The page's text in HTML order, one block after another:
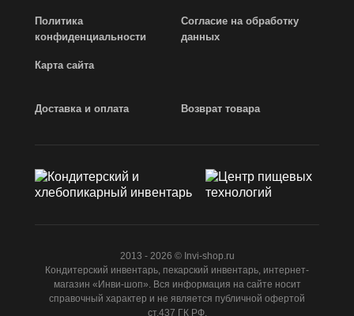
Политика
конфиденциальности
Согласие на обработку
данных
Карта сайта
Доставка и оплата Возврат товара
2013 - 2026 © Invi-shop.ru
Кондитерский инвентарь, пекарский инвентарь, интернет-
магазин «Инви-шоп». Вся информация на сайте носит
справочный характер и не является публичной офертой
ст.437 ГК РФ.